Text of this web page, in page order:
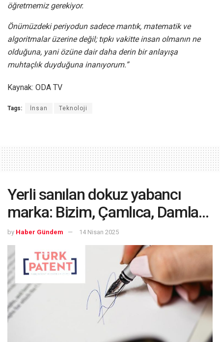
öğretmemiz gerekiyor.
Önümüzdeki periyodun sadece mantık, matematik ve
algoritmalar üzerine değil; tıpkı vakitte insan olmanın ne
olduğuna, yani özüne dair daha derin bir anlayışa
muhtaçlık duyduğuna inanıyorum.”
Kaynak: ODA TV
Tags: İnsan Teknoloji
Yerli sanılan dokuz yabancı
marka: Bizim, Çamlıca, Damla…
by Haber Gündem 14 Nisan 2025